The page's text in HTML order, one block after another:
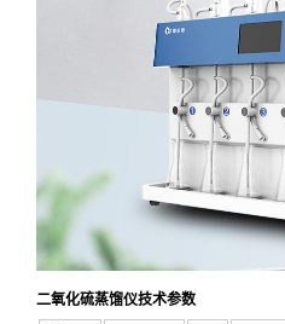
二氧化硫蒸馏仪技术参数